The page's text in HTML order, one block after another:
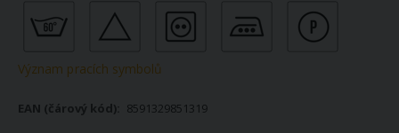
Význam pracích symbolů
8591329851319